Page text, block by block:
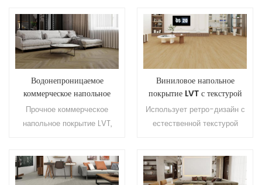
коридора.
надёжность для розничных
магазинов.
Водонепроницаемое
коммерческое напольное
покрытие LVT для
помещений с высокой
проходимостью
Прочное коммерческое
напольное покрытие LVT,
водонепроницаемость и
длительный срок службы.
Виниловое напольное
покрытие LVT с текстурой
винтажного дерева,
устойчивое к истиранию,
для жилых помещений
Использует ретро-дизайн с
естественной текстурой
устойчивостью к истиранию
и стабильной внутренней